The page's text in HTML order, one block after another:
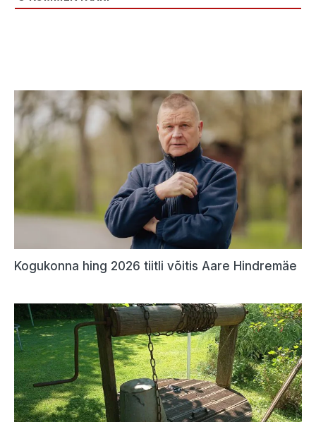
Kogukonna hing 2026 tiitli võitis Aare Hindremäe